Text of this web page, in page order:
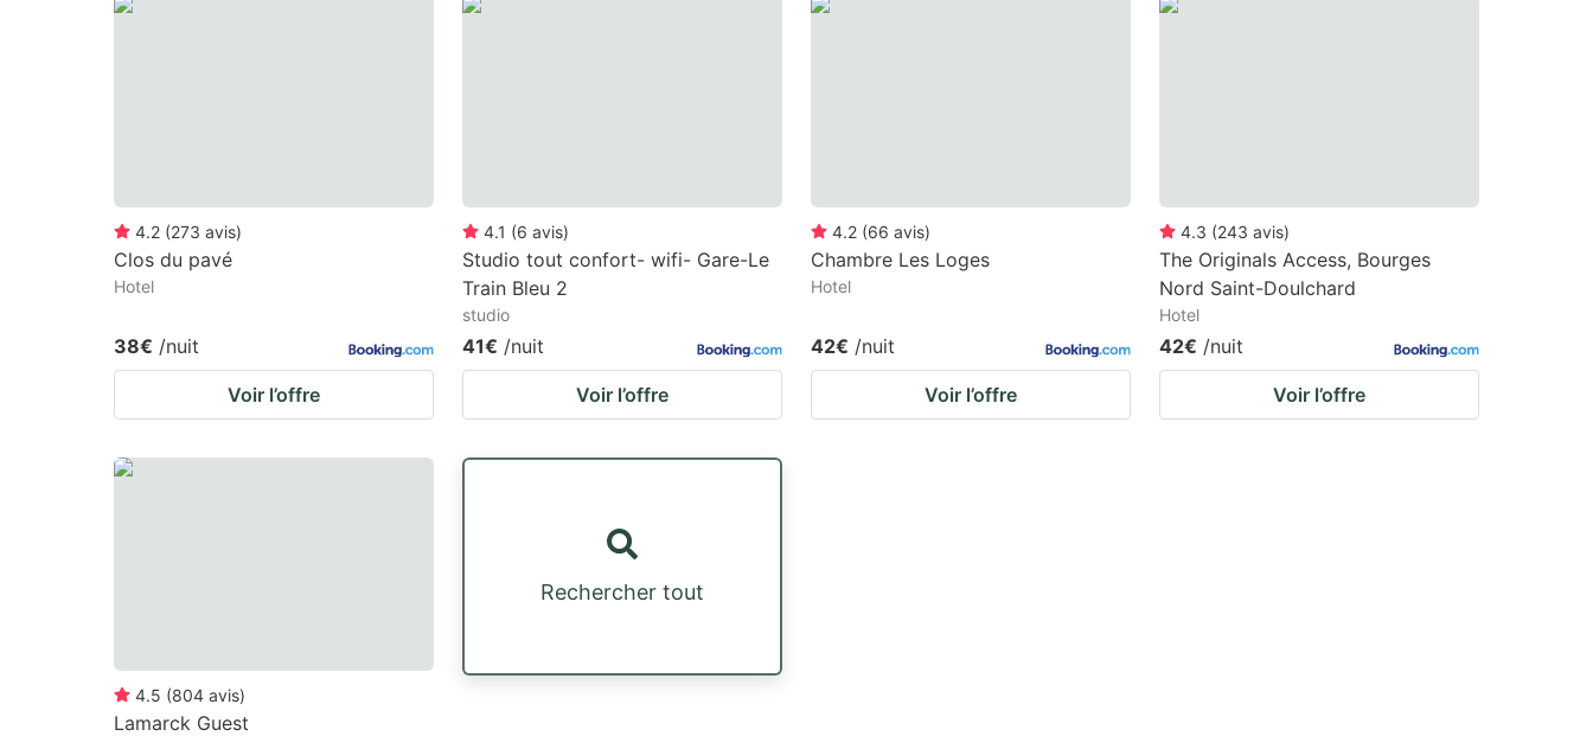
4.2 (273 avis)
Clos du pavé
Hotel
38€ /nuit
Voir l’offre
4.1 (6 avis)
Studio tout confort- wifi- Gare-Le
Train Bleu 2
studio
41€ /nuit
Voir l’offre
4.2 (66 avis)
Chambre Les Loges
Hotel
42€ /nuit
Voir l’offre
4.3 (243 avis)
The Originals Access, Bourges
Nord Saint-Doulchard
Hotel
42€ /nuit
Voir l’offre
4.5 (804 avis)
Lamarck Guest
Rechercher tout